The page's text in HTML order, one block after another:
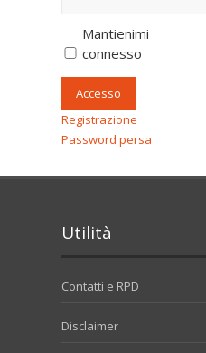
Mantienimi
connesso
Accesso
Registrazione
Password persa
Utilità
Contatti e RPD
Disclaimer